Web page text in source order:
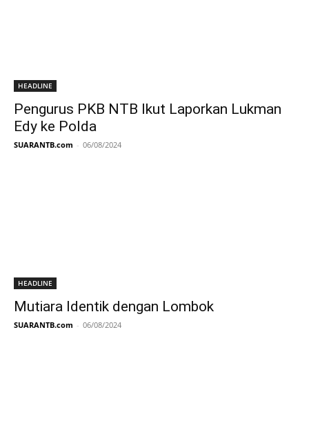
HEADLINE
Pengurus PKB NTB Ikut Laporkan Lukman
Edy ke Polda
SUARANTB.com - 06/08/2024
HEADLINE
Mutiara Identik dengan Lombok
SUARANTB.com - 06/08/2024